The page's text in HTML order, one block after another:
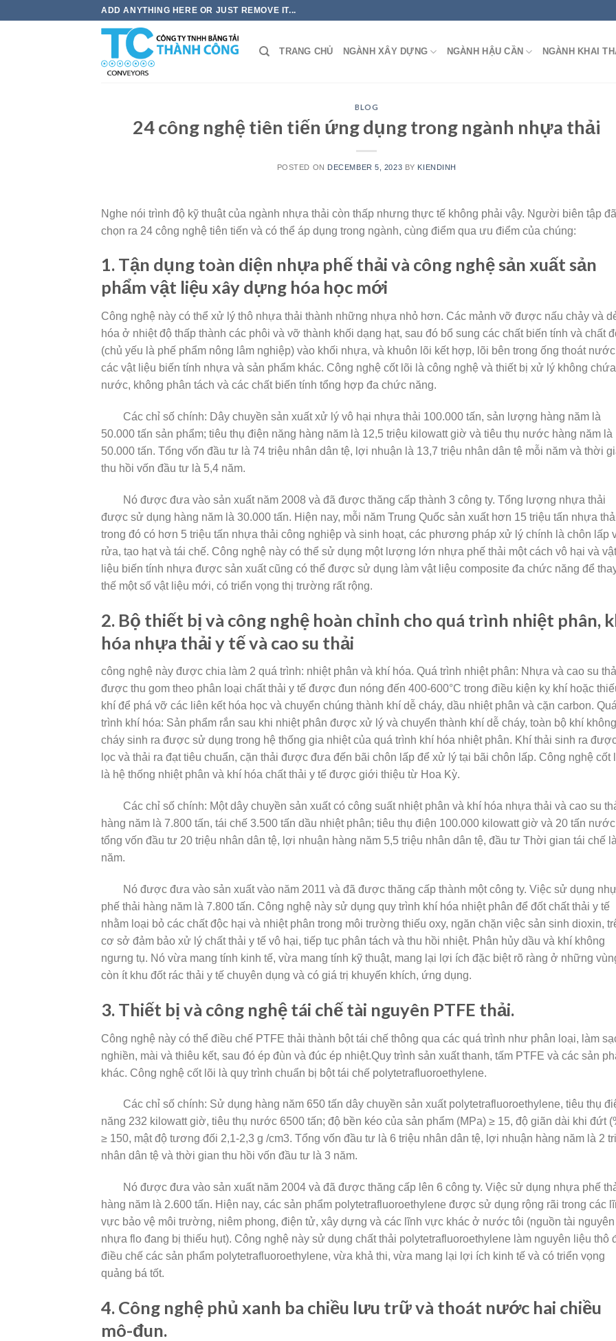
ADD ANYTHING HERE OR JUST REMOVE IT...
TRANG CHỦ NGÀNH XÂY DỰNG NGÀNH HẬU CẦN NGÀNH KHAI
BLOG
24 công nghệ tiên tiến ứng dụng trong ngành nhựa thải
POSTED ON DECEMBER 5, 2023 BY KIENDINH
Nghe nói trình độ kỹ thuật của ngành nhựa thải còn thấp nhưng thực tế không phải vậy. Người biên tập đã
chọn ra 24 công nghệ tiên tiến và có thể áp dụng trong ngành, cùng điểm qua ưu điểm của chúng:
1. Tận dụng toàn diện nhựa phế thải và công nghệ sản xuất sản
phẩm vật liệu xây dựng hóa học mới
Công nghệ này có thể xử lý thô nhựa thải thành những nhựa nhỏ hơn. Các mảnh vỡ được nấu chảy và
hóa ở nhiệt độ thấp thành các phôi và vỡ thành khối dạng hạt, sau đó bổ sung các chất biến tính và chất
(chủ yếu là phế phẩm nông lâm nghiệp) vào khối nhựa, và khuôn lõi kết hợp, lõi bên trong ống thoát
các vật liệu biến tính nhựa và sản phẩm khác. Công nghệ cốt lõi là công nghệ và thiết bị xử lý không chứa
nước, không phân tách và các chất biến tính tổng hợp đa chức năng.
Các chỉ số chính: Dây chuyền sản xuất xử lý vô hại nhựa thải 100.000 tấn, sản lượng hàng năm là
50.000 tấn sản phẩm; tiêu thụ điện năng hàng năm là 12,5 triệu kilowatt giờ và tiêu thụ nước hàng năm là
50.000 tấn. Tổng vốn đầu tư là 74 triệu nhân dân tệ, lợi nhuận là 13,7 triệu nhân dân tệ mỗi năm và thời
thu hồi vốn đầu tư là 5,4 năm.
Nó được đưa vào sản xuất năm 2008 và đã được thăng cấp thành 3 công ty. Tổng lượng nhựa thải
được sử dụng hàng năm là 30.000 tấn. Hiện nay, mỗi năm Trung Quốc sản xuất hơn 15 triệu tấn nhựa
trong đó có hơn 5 triệu tấn nhựa thải công nghiệp và sinh hoạt, các phương pháp xử lý chính là chôn lấp
rửa, tạo hạt và tái chế. Công nghệ này có thể sử dụng một lượng lớn nhựa phế thải một cách vô hại và vật
liệu biến tính nhựa được sản xuất cũng có thể được sử dụng làm vật liệu composite đa chức năng để
thế một số vật liệu mới, có triển vọng thị trường rất rộng.
2. Bộ thiết bị và công nghệ hoàn chỉnh cho quá trình nhiệt phân,
hóa nhựa thải y tế và cao su thải
công nghệ này được chia làm 2 quá trình: nhiệt phân và khí hóa. Quá trình nhiệt phân: Nhựa và cao su
được thu gom theo phân loại chất thải y tế được đun nóng đến 400-600°C trong điều kiện kỵ khí hoặc
khí để phá vỡ các liên kết hóa học và chuyển chúng thành khí dễ cháy, dầu nhiệt phân và cặn carbon. Quá
trình khí hóa: Sản phẩm rắn sau khi nhiệt phân được xử lý và chuyển thành khí dễ cháy, toàn bộ khí không
cháy sinh ra được sử dụng trong hệ thống gia nhiệt của quá trình khí hóa nhiệt phân. Khí thải sinh ra
lọc và thải ra đạt tiêu chuẩn, cặn thải được đưa đến bãi chôn lấp để xử lý tại bãi chôn lấp. Công nghệ cốt
là hệ thống nhiệt phân và khí hóa chất thải y tế được giới thiệu từ Hoa Kỳ.
Các chỉ số chính: Một dây chuyền sản xuất có công suất nhiệt phân và khí hóa nhựa thải và cao su
hàng năm là 7.800 tấn, tái chế 3.500 tấn dầu nhiệt phân; tiêu thụ điện 100.000 kilowatt giờ và 20 tấn
tổng vốn đầu tư 20 triệu nhân dân tệ, lợi nhuận hàng năm 5,5 triệu nhân dân tệ, đầu tư Thời gian tái chế
năm.
Nó được đưa vào sản xuất vào năm 2011 và đã được thăng cấp thành một công ty. Việc sử dụng
phế thải hàng năm là 7.800 tấn. Công nghệ này sử dụng quy trình khí hóa nhiệt phân để đốt chất thải y tế
nhằm loại bỏ các chất độc hại và nhiệt phân trong môi trường thiếu oxy, ngăn chặn việc sản sinh dioxin,
cơ sở đảm bảo xử lý chất thải y tế vô hại, tiếp tục phân tách và thu hồi nhiệt. Phân hủy dầu và khí không
ngưng tụ. Nó vừa mang tính kinh tế, vừa mang tính kỹ thuật, mang lại lợi ích đặc biệt rõ ràng ở những
còn ít khu đốt rác thải y tế chuyên dụng và có giá trị khuyến khích, ứng dụng.
3. Thiết bị và công nghệ tái chế tài nguyên PTFE thải.
Công nghệ này có thể điều chế PTFE thải thành bột tái chế thông qua các quá trình như phân loại, làm
nghiền, mài và thiêu kết, sau đó ép đùn và đúc ép nhiệt.Quy trình sản xuất thanh, tấm PTFE và các sản
khác. Công nghệ cốt lõi là quy trình chuẩn bị bột tái chế polytetrafluoroethylene.
Các chỉ số chính: Sử dụng hàng năm 650 tấn dây chuyền sản xuất polytetrafluoroethylene, tiêu thụ
năng 232 kilowatt giờ, tiêu thụ nước 6500 tấn; độ bền kéo của sản phẩm (MPa) ≥ 15, độ giãn dài khi đứt
≥ 150, mật độ tương đối 2,1-2,3 g /cm3. Tổng vốn đầu tư là 6 triệu nhân dân tệ, lợi nhuận hàng năm là 2
nhân dân tệ và thời gian thu hồi vốn đầu tư là 3 năm.
Nó được đưa vào sản xuất năm 2004 và đã được thăng cấp lên 6 công ty. Việc sử dụng nhựa phế
hàng năm là 2.600 tấn. Hiện nay, các sản phẩm polytetrafluoroethylene được sử dụng rộng rãi trong các
vực bảo vệ môi trường, niêm phong, điện tử, xây dựng và các lĩnh vực khác ở nước tôi (nguồn tài nguyên
nhựa flo đang bị thiếu hụt). Công nghệ này sử dụng chất thải polytetrafluoroethylene làm nguyên liệu thô
điều chế các sản phẩm polytetrafluoroethylene, vừa khả thi, vừa mang lại lợi ích kinh tế và có triển vọng
quảng bá tốt.
4. Công nghệ phủ xanh ba chiều lưu trữ và thoát nước hai chiều
mô-đun.